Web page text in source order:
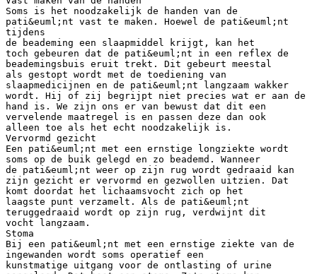
Soms is het noodzakelijk de handen van de
pati&euml;nt vast te maken. Hoewel de pati&euml;nt
tijdens
de beademing een slaapmiddel krijgt, kan het
toch gebeuren dat de pati&euml;nt in een reflex de
beademingsbuis eruit trekt. Dit gebeurt meestal
als gestopt wordt met de toediening van
slaapmedicijnen en de pati&euml;nt langzaam wakker
wordt. Hij of zij begrijpt niet precies wat er aan de
hand is. We zijn ons er van bewust dat dit een
vervelende maatregel is en passen deze dan ook
alleen toe als het echt noodzakelijk is.
Vervormd gezicht
Een pati&euml;nt met een ernstige longziekte wordt
soms op de buik gelegd en zo beademd. Wanneer
de pati&euml;nt weer op zijn rug wordt gedraaid kan
zijn gezicht er vervormd en gezwollen uitzien. Dat
komt doordat het lichaamsvocht zich op het
laagste punt verzamelt. Als de pati&euml;nt
teruggedraaid wordt op zijn rug, verdwijnt dit
vocht langzaam.
Stoma
Bij een pati&euml;nt met een ernstige ziekte van de
ingewanden wordt soms operatief een
kunstmatige uitgang voor de ontlasting of urine